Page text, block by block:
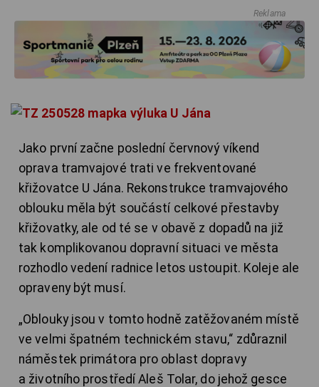
Reklama
Jako první začne poslední červnový víkend
oprava tramvajové trati ve frekventované
křižovatce U Jána. Rekonstrukce tramvajového
oblouku měla být součástí celkové přestavby
křižovatky, ale od té se v obavě z dopadů na již
tak komplikovanou dopravní situaci ve města
rozhodlo vedení radnice letos ustoupit. Koleje ale
opraveny být musí.
„Oblouky jsou v tomto hodně zatěžovaném místě
ve velmi špatném technickém stavu,“ zdůraznil
náměstek primátora pro oblast dopravy
a životního prostředí Aleš Tolar, do jehož gesce